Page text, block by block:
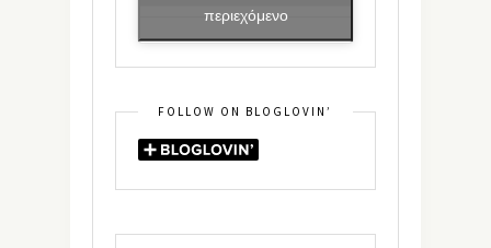
περιεχόμενο
FOLLOW ON BLOGLOVIN’